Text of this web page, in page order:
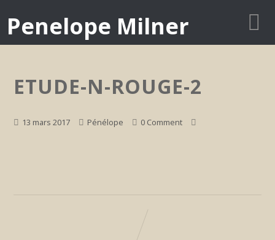
Penelope Milner
ETUDE-N-ROUGE-2
13 mars 2017 Pénélope 0 Comment